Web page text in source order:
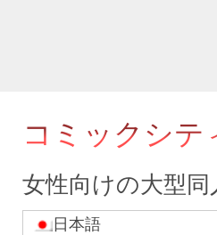
女性向けの大型同
日本語